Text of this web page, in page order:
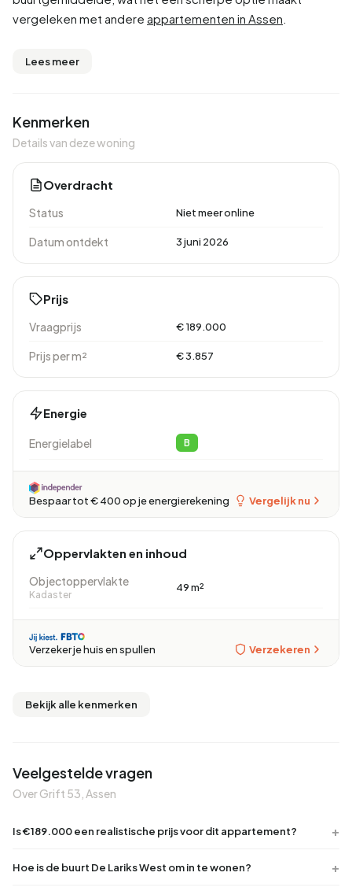
vergeleken met andere appartementen in Assen
Lees meer
Kenmerken
Details van deze woning
Overdracht
Status Niet meer online
Datum ontdekt 3 juni 2026
Prijs
Vraagprijs € 189.000
Prijs per m² € 3.857
Energie
Energielabel B
Bespaar tot € 400 op je energierekening Vergelijk nu
Oppervlakten en inhoud
Objectoppervlakte
Kadaster
49 m²
Verzeker je huis en spullen Verzekeren
Bekijk alle kenmerken
Veelgestelde vragen
Over Grift 53, Assen
Is €189.000 een realistische prijs voor dit appartement?
Hoe is de buurt De Lariks West om in te wonen?